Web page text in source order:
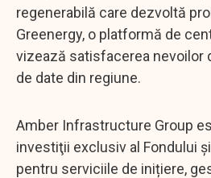
regenerabilă care dezvoltă
Greenergy, o platformă de
vizează satisfacerea nevoilor
de date din regiune.
Amber Infrastructure Group
investiţii exclusiv al Fondului
pentru serviciile de inițiere,